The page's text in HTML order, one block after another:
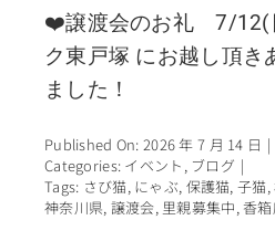
❤️譲渡会のお礼 7/12(
ク東戸塚 にお越し頂き
ました！
Published On: 2026 年 7 月 14 日 |
Categories: イベント , ブログ |
Tags: さび猫, にゃぶ, 保護猫,子猫,
神奈川県, 譲渡会, 里親募集中,香箱